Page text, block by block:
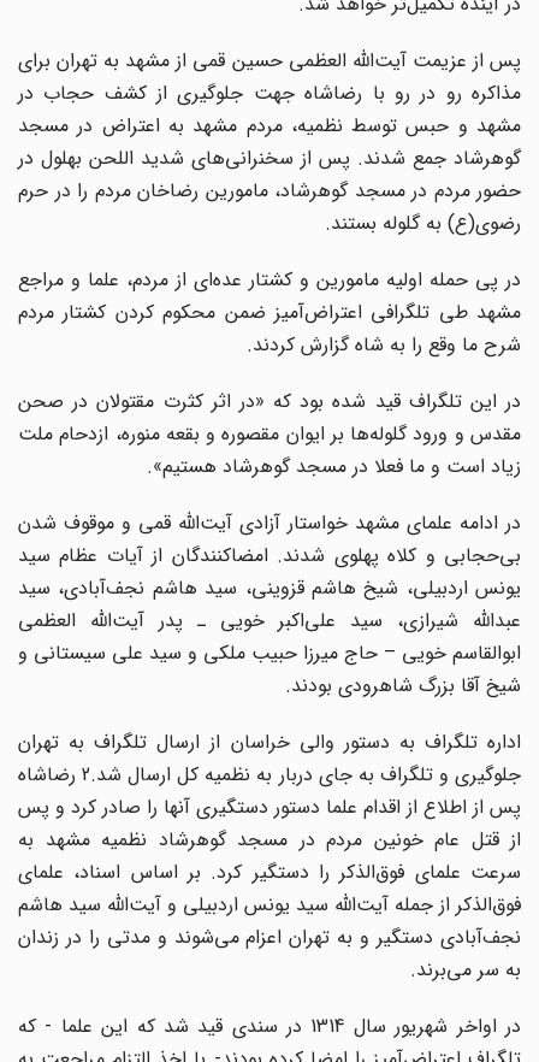
پس از عزیمت آیت‌الله العظمی حسین قمی از مشهد به تهران برای
مذاکره رو‌ در رو با رضاشاه جهت جلوگیری از کشف حجاب در
مشهد و حبس توسط نظمیه،‌ مردم مشهد به اعتراض در مسجد
گوهرشاد جمع شدند. پس از سخنرانی‌های شدید اللحن بهلول در
حضور مردم در مسجد گوهرشاد، مامورین رضاخان مردم را در حرم
رضوی‌(ع) به گلوله بستند.
در پی حمله اولیه مامورین و کشتار عده‌ای از مردم، علما و مراجع
مشهد طی تلگرافی اعتراض‌آمیز ضمن محکوم کردن کشتار مردم
شرح ما وقع را به شاه گزارش کردند.
در این تلگراف قید شده بود که «در اثر کثرت مقتولان در صحن
مقدس و ورود گلوله‌ها بر ایوان مقصوره و بقعه منوره، ازدحام ملت
زیاد است و ما فعلا در مسجد گوهرشاد هستیم».
در ادامه علمای مشهد خواستار آزادی آیت‌الله قمی و موقوف شدن
بی‌حجابی و کلاه پهلوی شدند. امضاکنندگان از آیات عظام سید
یونس اردبیلی، شیخ هاشم قزوینی، سید هاشم نجف‌آبادی،‌ سید
عبدالله شیرازی، سید علی‌اکبر خویی ـ پدر آیت‌الله العظمی
ابوالقاسم خویی – حاج میرزا حبیب ملکی و سید علی سیستانی و
شیخ آقا بزرگ شاهرودی بودند.
اداره تلگراف به دستور والی خراسان از ارسال تلگراف به تهران
جلوگیری و تلگراف به جای دربار به نظمیه کل ارسال شد.2 رضاشاه
پس از اطلاع از اقدام علما دستور دستگیری آنها را صادر کرد و پس
از قتل عام خونین مردم در مسجد گوهرشاد نظمیه مشهد به
سرعت علمای فوق‌الذکر را دستگیر کرد. بر اساس اسناد، علمای
فوق‌الذکر از جمله آیت‌الله سید یونس اردبیلی و آیت‌الله سید هاشم
نجف‌آبادی دستگیر و به تهران اعزام می‌شوند و مدتی را در زندان
به سر می‌برند.
در اواخر شهریور سال 1314 در سندی قید شد که این علما - که